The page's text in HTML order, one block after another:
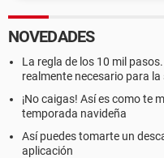
NOVEDADES
La regla de los 10 mil
realmente necesario para la
¡No caigas! Así es como te
temporada navideña
Así puedes tomarte un
aplicación